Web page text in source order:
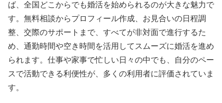
ば、全国どこからでも婚活を始められるのが大きな魅力で
す。無料相談からプロフィール作成、お見合いの日程調
整、交際のサポートまで、すべてが非対面で進行するた
め、通勤時間や空き時間を活用してスムーズに婚活を進め
られます。仕事や家事で忙しい日々の中でも、自分のペー
スで活動できる利便性が、多くの利用者に評価されていま
す。